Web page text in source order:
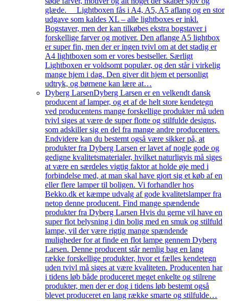
glæde. Lightboxen fås i A4, A5, A5 aflang og en stor
udgave som kaldes XL – alle lightboxes er inkl.
Bogstaver, men der kan tilkøbes ekstra bogstaver i
forskellige farver og motiver. Den aflange A5 lightbox
er super fin, men der er ingen tvivl om at det stadig er
A4 lightboxen som er vores bestseller. Særligt
Lightboxen er voldsomt populær, og den står i virkelig
mange hjem i dag. Den giver dit hjem et personligt
udtryk, og børnene kan lære at…
Dyberg LarsenDyberg Larsen er en velkendt dansk
producent af lamper, og et af de helt store kendetegn
ved producentens mange forskellige produkter må uden
tvivl siges at være de super flotte og stilfulde designs,
som adskiller sig en del fra mange andre producenters.
Endvidere kan du bestemt også være sikker på, at
produkter fra Dyberg Larsen er lavet af nogle gode og
gedigne kvalitetsmaterialer, hvilket naturligvis må siges
at være en særdeles vigtig faktor at holde øje med i
forbindelse med, at man skal have gjort sig et køb af en
eller flere lamper til boligen. Vi forhandler hos
Bekko.dk et kæmpe udvalg af gode kvalitetslamper fra
netop denne producent. Find mange spændende
produkter fra Dyberg Larsen Hvis du gerne vil have en
super flot belysning i din bolig med en smuk og stilfuld
lampe, vil der være rigtig mange spændende
muligheder for at finde en flot lampe gennem Dyberg
Larsen. Denne producent står nemlig bag en lang
række forskellige produkter, hvor et fælles kendetegn
uden tvivl må siges at være kvaliteten. Producenten har
i tidens løb både produceret meget enkelte og stilrene
produkter, men der er dog i tidens løb bestemt også
blevet produceret en lang række smarte og stilfulde…